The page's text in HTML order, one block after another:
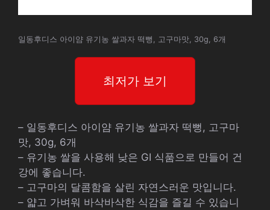
일동후디스 아이얌 유기농 쌀과자 떡뻥, 고구마맛, 30g, 6개
최저가 보기
– 일동후디스 아이얌 유기농 쌀과자 떡뻥, 고구마
맛, 30g, 6개
– 유기농 쌀을 사용해 낮은 GI 식품으로 만들어 건
강에 좋습니다.
– 고구마의 달콤함을 살린 자연스러운 맛입니다.
– 얇고 가벼워 바삭바삭한 식감을 즐길 수 있습니